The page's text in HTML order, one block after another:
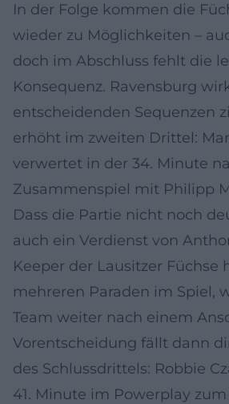
In der Folge kommen die
wieder zu Möglichkeiten –
doch im Abschluss fehlt die
Konsequenz. Ravensburg
entscheidenden Sequenzen
erhöht im zweiten Drittel:
verwertet in der 34. Minute
Zusammenspiel mit Philipp
Dass die Partie nicht noch
auch ein Verdienst von
Keeper der Lausitzer Füchse
mehreren Paraden im Spiel,
Team weiter nach einem
Vorentscheidung fällt dann
des Schlussdrittels: Robbie
41. Minute im Powerplay zum